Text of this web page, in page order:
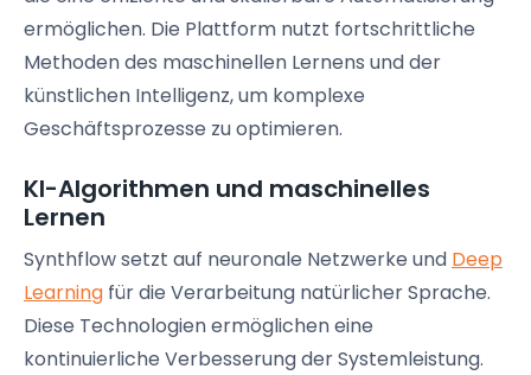
ermöglichen. Die Plattform nutzt fortschrittliche
Methoden des maschinellen Lernens und der
künstlichen Intelligenz, um komplexe
Geschäftsprozesse zu optimieren.
KI-Algorithmen und maschinelles
Lernen
Synthflow setzt auf neuronale Netzwerke und Deep
Learning für die Verarbeitung natürlicher Sprache.
Diese Technologien ermöglichen eine
kontinuierliche Verbesserung der Systemleistung.